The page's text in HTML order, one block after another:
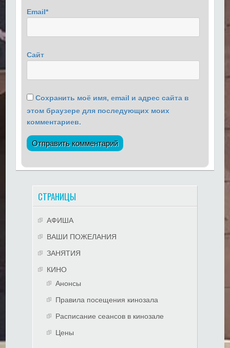
Email*
Сайт
Сохранить моё имя, email и адрес сайта в
этом браузере для последующих моих
комментариев.
СТРАНИЦЫ
АФИША
ВАШИ ПОЖЕЛАНИЯ
ЗАНЯТИЯ
КИНО
Анонсы
Правила посещения кинозала
Расписание сеансов в кинозале
Цены